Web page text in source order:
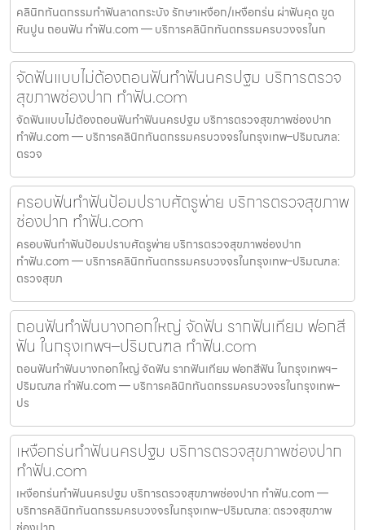
คลินิกทันตกรรมทำฟันลาดกระบัง รักษาเหงือก/เหงือกร่น ผ่าฟันคุด ขูด
หินปูน ถอนฟัน ทำฟัน.com — บริการคลินิกทันตกรรมครบวงจรในก
จัดฟันแบบไม่ต้องถอนฟันทำฟันนครปฐม บริการตรวจ
สุขภาพช่องปาก ทำฟัน.com
จัดฟันแบบไม่ต้องถอนฟันทำฟันนครปฐม บริการตรวจสุขภาพช่องปาก
ทำฟัน.com — บริการคลินิกทันตกรรมครบวงจรในกรุงเทพ–ปริมณฑล:
ตรวจ
ครอบฟันทำฟันป้อมปราบศัตรูพ่าย บริการตรวจสุขภาพ
ช่องปาก ทำฟัน.com
ครอบฟันทำฟันป้อมปราบศัตรูพ่าย บริการตรวจสุขภาพช่องปาก
ทำฟัน.com — บริการคลินิกทันตกรรมครบวงจรในกรุงเทพ–ปริมณฑล:
ตรวจสุขภ
ถอนฟันทำฟันบางกอกใหญ่ จัดฟัน รากฟันเทียม ฟอกสี
ฟัน ในกรุงเทพฯ–ปริมณฑล ทำฟัน.com
ถอนฟันทำฟันบางกอกใหญ่ จัดฟัน รากฟันเทียม ฟอกสีฟัน ในกรุงเทพฯ–
ปริมณฑล ทำฟัน.com — บริการคลินิกทันตกรรมครบวงจรในกรุงเทพ–
ปร
เหงือกร่นทำฟันนครปฐม บริการตรวจสุขภาพช่องปาก
ทำฟัน.com
เหงือกร่นทำฟันนครปฐม บริการตรวจสุขภาพช่องปาก ทำฟัน.com —
บริการคลินิกทันตกรรมครบวงจรในกรุงเทพ–ปริมณฑล: ตรวจสุขภาพ